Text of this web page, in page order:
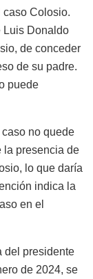
caso Colosio.
Luis Donaldo
de conceder
de su padre.
puede
no quede
la presencia de
lo que daría
indica la
en el
del presidente
de 2024, se